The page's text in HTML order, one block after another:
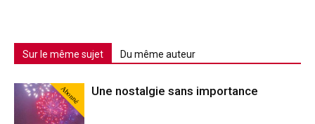
Sur le même sujet Du même auteur
Abonné Une nostalgie sans importance